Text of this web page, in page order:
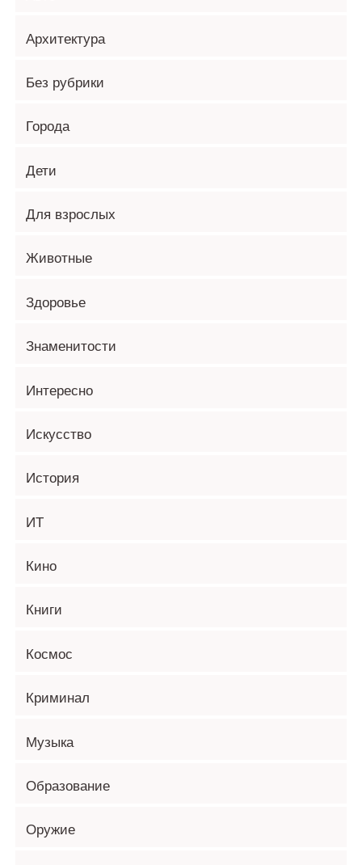
Архитектура
Без рубрики
Города
Дети
Для взрослых
Животные
Здоровье
Знаменитости
Интересно
Искусство
История
ИТ
Кино
Книги
Космос
Криминал
Музыка
Образование
Оружие